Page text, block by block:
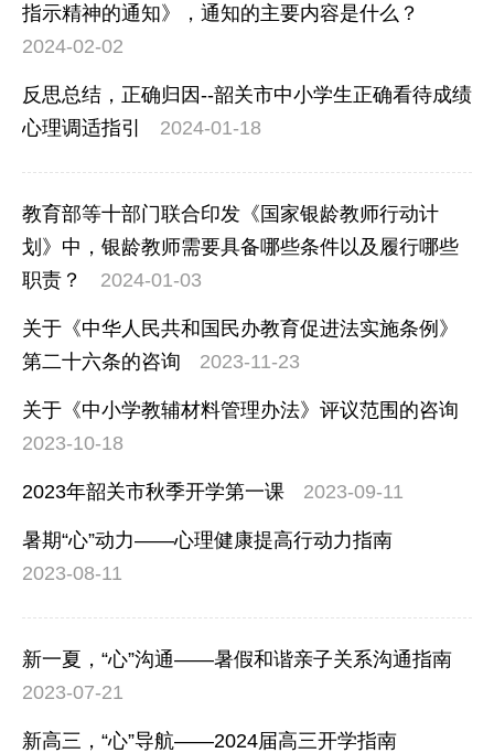
指示精神的通知》，通知的主要内容是什么？
2024-02-02
反思总结，正确归因--韶关市中小学生正确看待成绩
心理调适指引
2024-01-18
教育部等十部门联合印发《国家银龄教师行动计
划》中，银龄教师需要具备哪些条件以及履行哪些
职责？
2024-01-03
关于《中华人民共和国民办教育促进法实施条例》
第二十六条的咨询
2023-11-23
关于《中小学教辅材料管理办法》评议范围的咨询
2023-10-18
2023年韶关市秋季开学第一课 2023-09-11
暑期“心”动力——心理健康提高行动力指南
2023-08-11
新一夏，“心”沟通——暑假和谐亲子关系沟通指南
2023-07-21
新高三，“心”导航——2024届高三开学指南